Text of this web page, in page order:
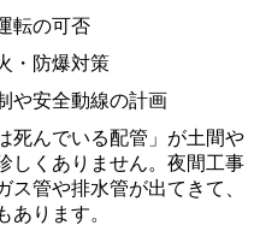
転の可否
・防爆対策
や安全動線の計画
死んでいる配管」が土間や
しくありません。夜間工事
管や排水管が出てきて、
あります。